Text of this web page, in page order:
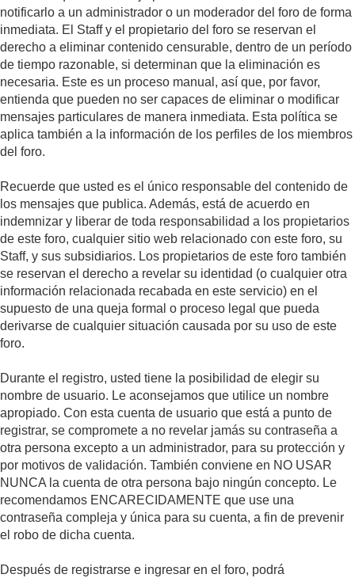
notificarlo a un administrador o un moderador del foro de forma
inmediata. El Staff y el propietario del foro se reservan el
derecho a eliminar contenido censurable, dentro de un período
de tiempo razonable, si determinan que la eliminación es
necesaria. Este es un proceso manual, así que, por favor,
entienda que pueden no ser capaces de eliminar o modificar
mensajes particulares de manera inmediata. Esta política se
aplica también a la información de los perfiles de los miembros
del foro.
Recuerde que usted es el único responsable del contenido de
los mensajes que publica. Además, está de acuerdo en
indemnizar y liberar de toda responsabilidad a los propietarios
de este foro, cualquier sitio web relacionado con este foro, su
Staff, y sus subsidiarios. Los propietarios de este foro también
se reservan el derecho a revelar su identidad (o cualquier otra
información relacionada recabada en este servicio) en el
supuesto de una queja formal o proceso legal que pueda
derivarse de cualquier situación causada por su uso de este
foro.
Durante el registro, usted tiene la posibilidad de elegir su
nombre de usuario. Le aconsejamos que utilice un nombre
apropiado. Con esta cuenta de usuario que está a punto de
registrar, se compromete a no revelar jamás su contraseña a
otra persona excepto a un administrador, para su protección y
por motivos de validación. También conviene en NO USAR
NUNCA la cuenta de otra persona bajo ningún concepto. Le
recomendamos ENCARECIDAMENTE que use una
contraseña compleja y única para su cuenta, a fin de prevenir
el robo de dicha cuenta.
Después de registrarse e ingresar en el foro, podrá